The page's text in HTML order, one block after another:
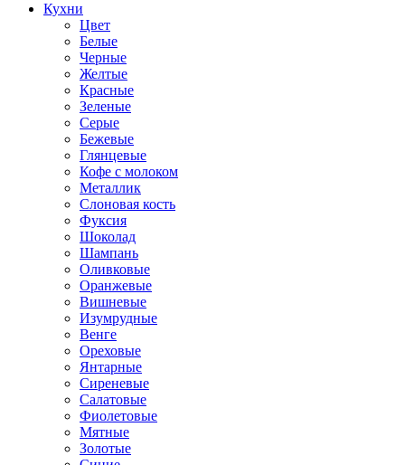
Кухни
Цвет
Белые
Черные
Желтые
Красные
Зеленые
Серые
Бежевые
Глянцевые
Кофе с молоком
Металлик
Слоновая кость
Фуксия
Шоколад
Шампань
Оливковые
Оранжевые
Вишневые
Изумрудные
Венге
Ореховые
Янтарные
Сиреневые
Салатовые
Фиолетовые
Мятные
Золотые